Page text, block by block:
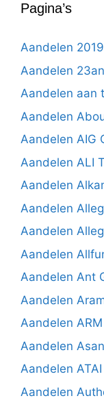
Pagina’s
Aandelen 2019
Aandelen
Aandelen aan
Aandelen
Aandelen AIG
Aandelen ALI
Aandelen
Aandelen
Aandelen
Aandelen
Aandelen Ant
Aandelen
Aandelen
Aandelen
Aandelen
Aandelen